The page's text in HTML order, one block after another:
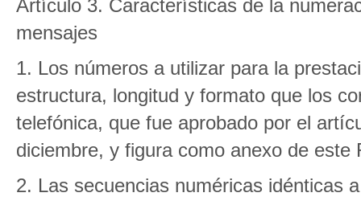
Artículo 3. Características de la
mensajes
1. Los números a utilizar para la
estructura, longitud y formato que los
telefónica, que fue aprobado por el
diciembre, y figura como anexo de este
2. Las secuencias numéricas idénticas